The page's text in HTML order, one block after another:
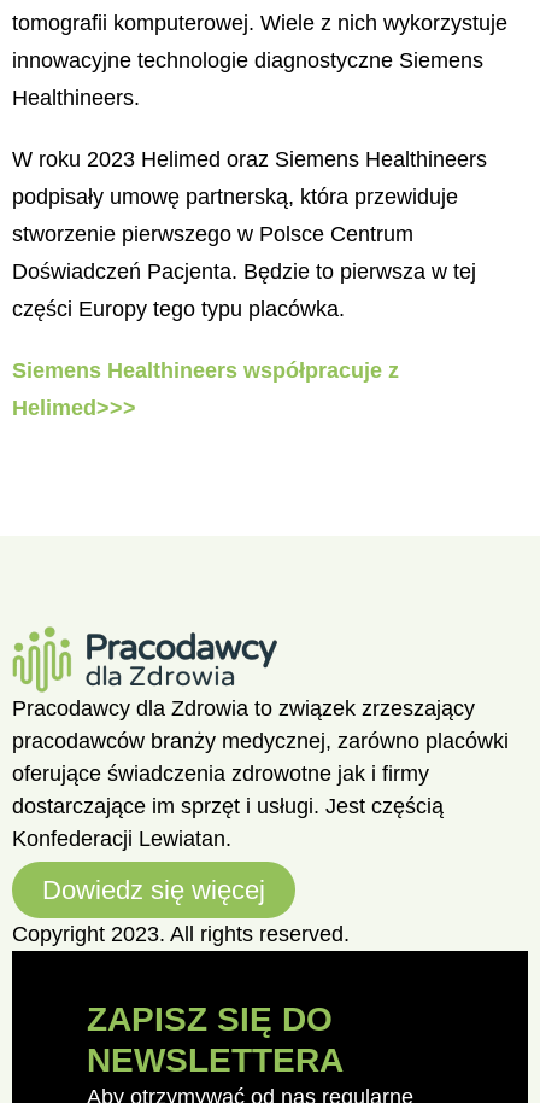
tomografii komputerowej. Wiele z nich wykorzystuje
innowacyjne technologie diagnostyczne Siemens
Healthineers.
W roku 2023 Helimed oraz Siemens Healthineers
podpisały umowę partnerską, która przewiduje
stworzenie pierwszego w Polsce Centrum
Doświadczeń Pacjenta. Będzie to pierwsza w tej
części Europy tego typu placówka.
Siemens Healthineers współpracuje z
Helimed>>>
Pracodawcy dla Zdrowia to związek zrzeszający
pracodawców branży medycznej, zarówno placówki
oferujące świadczenia zdrowotne jak i firmy
dostarczające im sprzęt i usługi. Jest częścią
Konfederacji Lewiatan.
Dowiedz się więcej
Copyright 2023. All rights reserved.
ZAPISZ SIĘ DO
NEWSLETTERA
Aby otrzymywać od nas regularne